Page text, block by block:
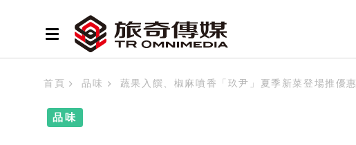
首頁 品味 蔬果入饌、椒麻噴香「玖尹」夏季新菜登場推優惠
品味